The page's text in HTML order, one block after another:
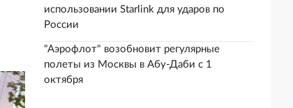
использовании Starlink для ударов по
России
"Аэрофлот" возобновит регулярные
полеты из Москвы в Абу-Даби с 1
октября